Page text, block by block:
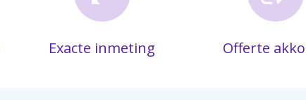
Exacte inmeting Offerte